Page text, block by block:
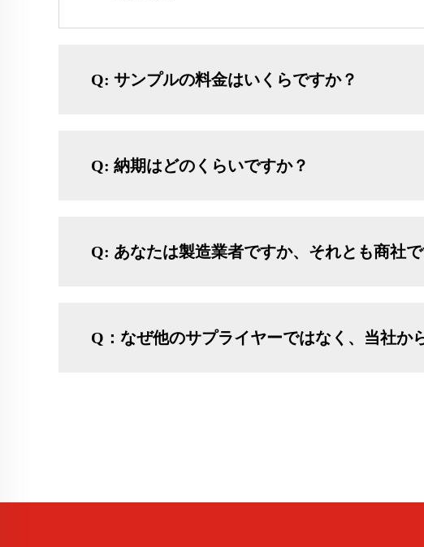
Q: サンプルの料金はいくらですか？
Q: 納期はどのくらいですか？
Q: あなたは製造業者ですか、それとも商社で
Q：なぜ他のサプライヤーではなく、当社か